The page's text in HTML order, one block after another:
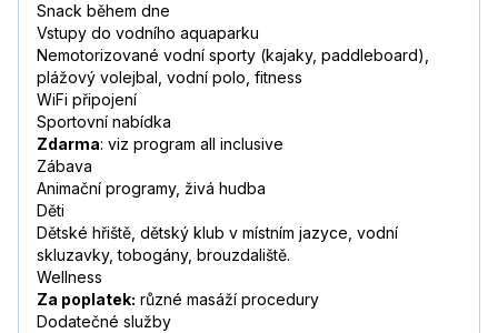
Snack během dne
Vstupy do vodního aquaparku
Nemotorizované vodní sporty (kajaky, paddleboard),
plážový volejbal, vodní polo, fitness
WiFi připojení
Sportovní nabídka
Zdarma: viz program all inclusive
Zábava
Animační programy, živá hudba
Děti
Dětské hřiště, dětský klub v místním jazyce, vodní
skluzavky, tobogány, brouzdaliště.
Wellness
Za poplatek: různé masáží procedury
Dodatečné služby